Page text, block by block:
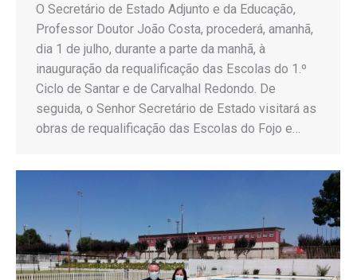
O Secretário de Estado Adjunto e da Educação,
Professor Doutor João Costa, procederá, amanhã,
dia 1 de julho, durante a parte da manhã, à
inauguração da requalificação das Escolas do 1.º
Ciclo de Santar e de Carvalhal Redondo. De
seguida, o Senhor Secretário de Estado visitará as
obras de requalificação das Escolas do Fojo e…